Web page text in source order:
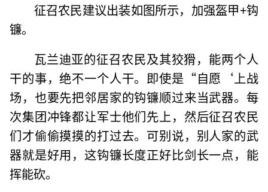
征召农民建议出装如图所示，加强盔甲+钩
镰。
瓦兰迪亚的征召农民及其狡猾，能两个人
干的事，绝不一个人干。即使是“自愿‘上战
场，也要先把邻居家的钩镰顺过来当武器。每
次集团冲锋都让军士他们先上，然后征召农民
们才偷偷摸摸的打过去。可别说，别人家的武
器就是好用，这钩镰长度正好比剑长一点，能
挥能砍。